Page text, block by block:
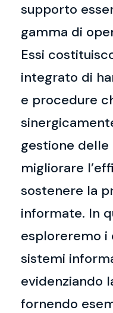
supporto
gamma di
Essi
integrato di
e procedure
gestione delle
migliorare
sostenere la
informate. In
esploreremo i
sistemi
evidenziando
fornendo